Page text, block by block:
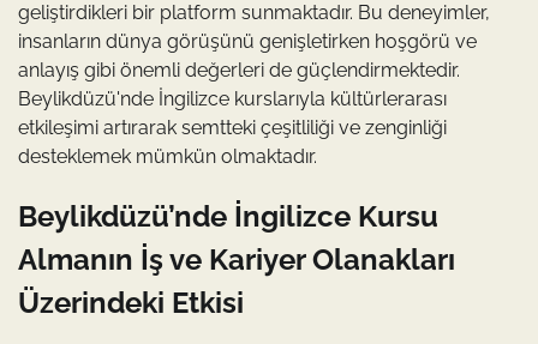
geliştirdikleri bir platform sunmaktadır. Bu deneyimler,
insanların dünya görüşünü genişletirken hoşgörü ve
anlayış gibi önemli değerleri de güçlendirmektedir.
Beylikdüzü'nde İngilizce kurslarıyla kültürlerarası
etkileşimi artırarak semtteki çeşitliliği ve zenginliği
desteklemek mümkün olmaktadır.
Beylikdüzü’nde İngilizce Kursu
Almanın İş ve Kariyer Olanakları
Üzerindeki Etkisi